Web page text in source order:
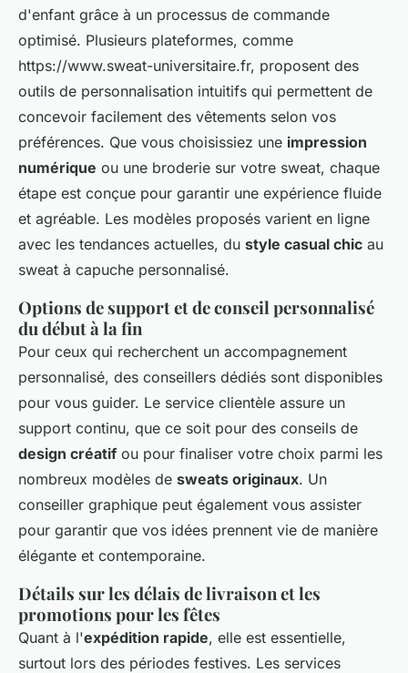
d'enfant grâce à un processus de commande
optimisé. Plusieurs plateformes, comme
https://www.sweat-universitaire.fr, proposent des
outils de personnalisation intuitifs qui permettent de
concevoir facilement des vêtements selon vos
préférences. Que vous choisissiez une impression
numérique ou une broderie sur votre sweat, chaque
étape est conçue pour garantir une expérience fluide
et agréable. Les modèles proposés varient en ligne
avec les tendances actuelles, du style casual chic au
sweat à capuche personnalisé.
Options de support et de conseil personnalisé
du début à la fin
Pour ceux qui recherchent un accompagnement
personnalisé, des conseillers dédiés sont disponibles
pour vous guider. Le service clientèle assure un
support continu, que ce soit pour des conseils de
design créatif ou pour finaliser votre choix parmi les
nombreux modèles de sweats originaux. Un
conseiller graphique peut également vous assister
pour garantir que vos idées prennent vie de manière
élégante et contemporaine.
Détails sur les délais de livraison et les
promotions pour les fêtes
Quant à l'expédition rapide, elle est essentielle,
surtout lors des périodes festives. Les services